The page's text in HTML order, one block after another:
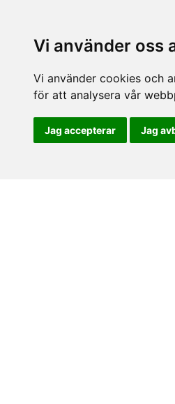
Vi använder oss
Vi använder cookies och
för att analysera vår
Jag accepterar Jag